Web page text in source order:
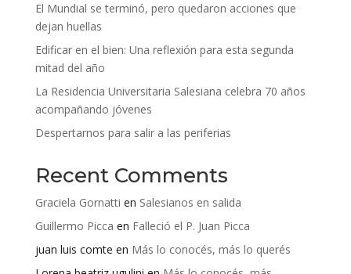
El Mundial se terminó, pero quedaron acciones que
dejan huellas
Edificar en el bien: Una reflexión para esta segunda
mitad del año
La Residencia Universitaria Salesiana celebra 70 años
acompañando jóvenes
Despertarnos para salir a las periferias
Recent Comments
Graciela Gornatti en Salesianos en salida
Guillermo Picca en Falleció el P. Juan Picca
juan luis comte en Más lo conocés, más lo querés